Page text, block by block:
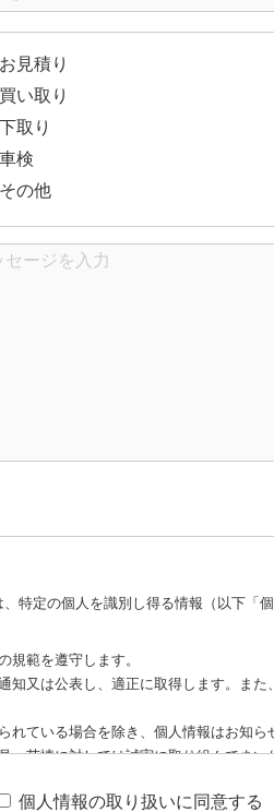
お見積り
買い取り
下取り
車検
その他
特定の個人を識別し得る情報（以下「
規範を遵守します。
又は公表し、適正に取得します。また
ている場合を除き、個人情報はお知ら
・苦情に対しては誠実に取り組んでま
個人情報の取り扱いに同意する